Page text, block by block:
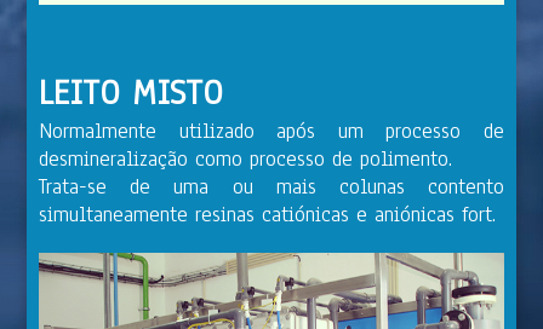
LEITO MISTO
Normalmente utilizado após um processo de
desmineralização como processo de polimento.
Trata-se de uma ou mais colunas contento
simultaneamente resinas catiónicas e aniónicas fort.